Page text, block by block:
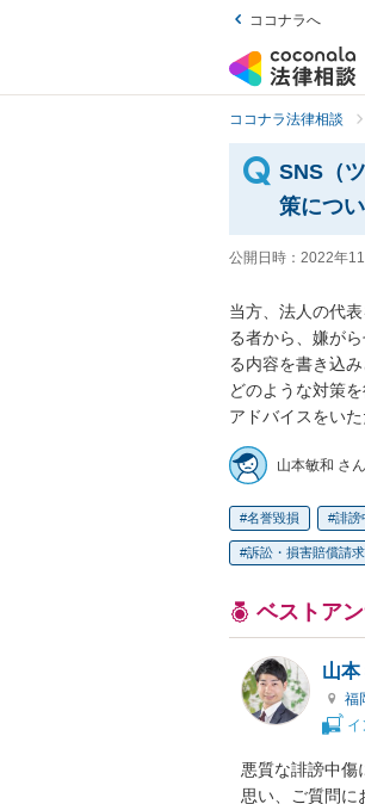
ココナラへ
ココナラ法律相談
SNS（
策につ
公開日時： 2022年
当方、法人の代
る者から、嫌が
る内容を書き込
どのような対策
アドバイスをい
山本敏和 さん
名誉毀損 誹謗
訴訟・損害賠償請求
ベストア
山本
福
悪質な誹謗中傷
思い、ご質問に